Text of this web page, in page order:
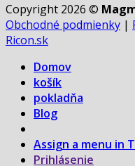
Copyright 2026 ©
Obchodné podmienky |
Ricon.sk
Domov
košík
pokladňa
Blog
Assign a menu in
Prihlásenie